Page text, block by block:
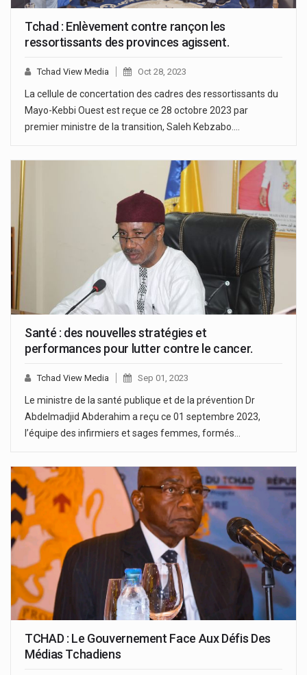
Tchad : Enlèvement contre rançon les
ressortissants des provinces agissent.
Tchad View Media Oct 28, 2023
La cellule de concertation des cadres des ressortissants du
Mayo-Kebbi Ouest est reçue ce 28 octobre 2023 par
premier ministre de la transition, Saleh Kebzabo.…
Santé : des nouvelles stratégies et
performances pour lutter contre le cancer.
Tchad View Media Sep 01, 2023
Le ministre de la santé publique et de la prévention Dr
Abdelmadjid Abderahim a reçu ce 01 septembre 2023,
l’équipe des infirmiers et sages femmes, formés…
TCHAD : Le Gouvernement Face Aux Défis Des
Médias Tchadiens